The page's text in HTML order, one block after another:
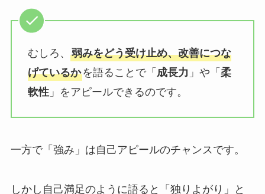
むしろ、 弱みをどう受け止め、改善につな
げているかを語ることで「成長力 」や「柔
軟性」をアピールできるのです。
一方で「強み」は自己アピールのチャンスです。
しかし自己満足のように語ると「独りよがり」と